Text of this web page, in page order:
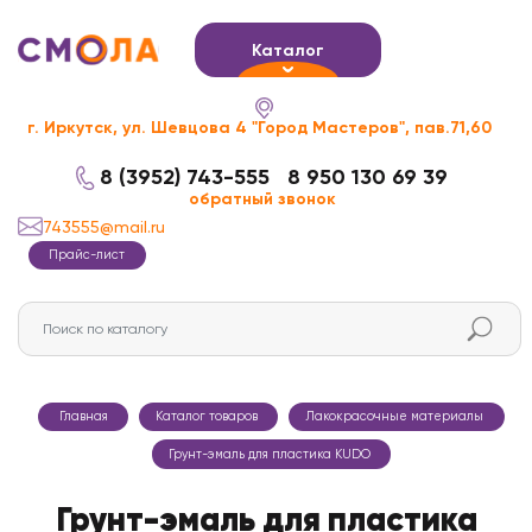
Каталог
г. Иркутск, ул. Шевцова 4 "Город Мастеров", пав.71,60
8 (3952) 743-555 8 950 130 69 39
обратный звонок
743555@mail.ru
Прайс-лист
Главная Каталог товаров Лакокрасочные материалы
Грунт-эмаль для пластика KUDO
Грунт-эмаль для пластика